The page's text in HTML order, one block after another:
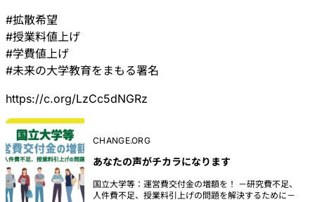
#拡散希望
#授業料値上げ
#学費値上げ
#未来の大学教育をまもる署名
https://c.org/LzCc5dNGRz
CHANGE.ORG
あなたの声がチカラになります
国立大学等：運営費交付金の増額を！ －研究費不足、
人件費不足、授業料引上げの問題を解決するために－